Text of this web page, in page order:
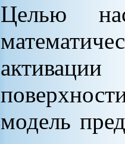
Целью
модель